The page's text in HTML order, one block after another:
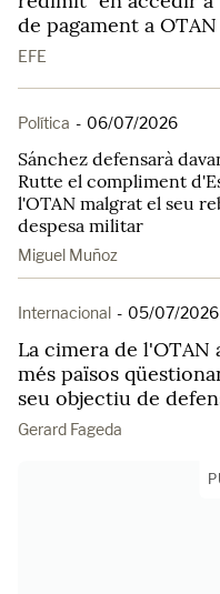
de pagament a OTAN
EFE
Política - 06/07/2026
Sánchez defensarà
Rutte el compliment
l'OTAN malgrat el seu
despesa militar
Miguel Muñoz
Internacional - 05/07/2026
La cimera de l'OTAN
més països
seu objectiu de
Gerard Fageda